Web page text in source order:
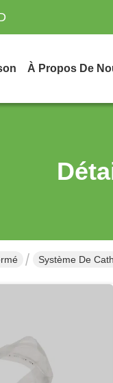
À Propos De
Système De